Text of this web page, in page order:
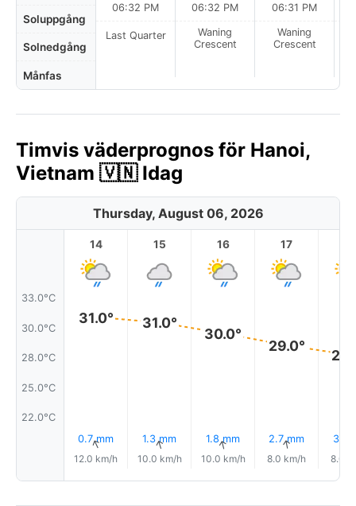
Soluppgång
Solnedgång
Månfas
06:32 PM
Last Quarter
06:32 PM
Waning
Crescent
06:31 PM
Waning
Crescent
Timvis väderprognos för Hanoi,
Vietnam 🇻🇳 Idag
Thursday, August 06, 2026
33.0°C
30.0°C
28.0°C
25.0°C
22.0°C
14
31.0°
0.7 mm
↑
12.0 km/h
15
31.0°
1.3 mm
↑
10.0 km/h
16
30.0°
1.8 mm
↑
10.0 km/h
17
29.0°
2.7 mm
↑
8.0 km/h
3.1
8.0